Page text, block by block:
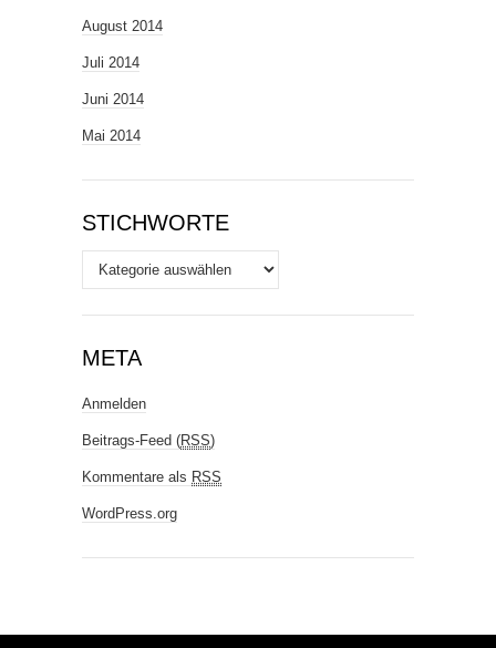
August 2014
Juli 2014
Juni 2014
Mai 2014
STICHWORTE
Stichworte
META
Anmelden
Beitrags-Feed (RSS)
Kommentare als RSS
WordPress.org